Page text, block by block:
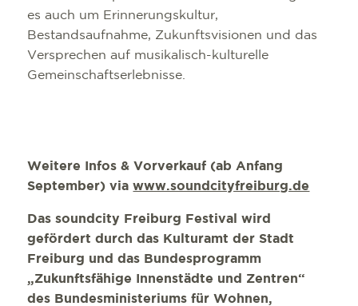
SHOPPING
WELLNESS &
KULTUR
OUTDOOR
FÜHRUNGEN
MOBIL VOR ORT
COWORKING
SERVICE
PRESSE
WIR ÜBER UNS
es auch um Erinnerungskultur,
Bestandsaufnahme, Zukunftsvisionen und das
Versprechen auf musikalisch-kulturelle
Gemeinschaftserlebnisse.
Weitere Infos & Vorverkauf (ab Anfang
September) viawww.soundcityfreiburg.de
Das soundcity Freiburg Festival wird
gefördert durch das Kulturamt der Stadt
Freiburg und das Bundesprogramm
„Zukunftsfähige Innenstädte und Zentren“
des Bundesministeriums für Wohnen,